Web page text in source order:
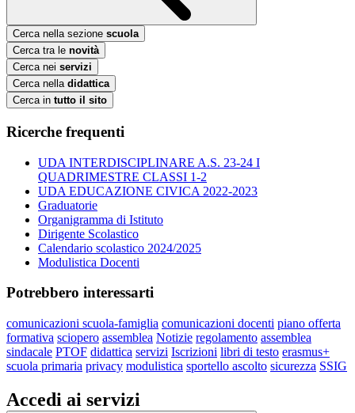
Cerca nella sezione scuola
Cerca tra le novità
Cerca nei servizi
Cerca nella didattica
Cerca in tutto il sito
Ricerche frequenti
UDA INTERDISCIPLINARE A.S. 23-24 I
QUADRIMESTRE CLASSI 1-2
UDA EDUCAZIONE CIVICA 2022-2023
Graduatorie
Organigramma di Istituto
Dirigente Scolastico
Calendario scolastico 2024/2025
Modulistica Docenti
Potrebbero interessarti
comunicazioni scuola-famiglia comunicazioni docenti piano offerta
formativa sciopero assemblea Notizie regolamento assemblea
sindacale PTOF didattica servizi Iscrizioni libri di testo erasmus+
scuola primaria privacy modulistica sportello ascolto sicurezza SSIG
Accedi ai servizi